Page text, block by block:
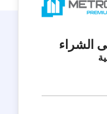
الشراء